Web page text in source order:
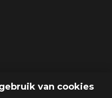
van cookies